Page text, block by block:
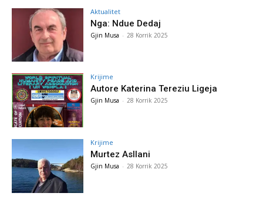
Aktualitet
Nga: Ndue Dedaj
Gjin Musa - 28 Korrik 2025
Krijime
Autore Katerina Tereziu Ligeja
Gjin Musa - 28 Korrik 2025
Krijime
Murtez Asllani
Gjin Musa - 28 Korrik 2025